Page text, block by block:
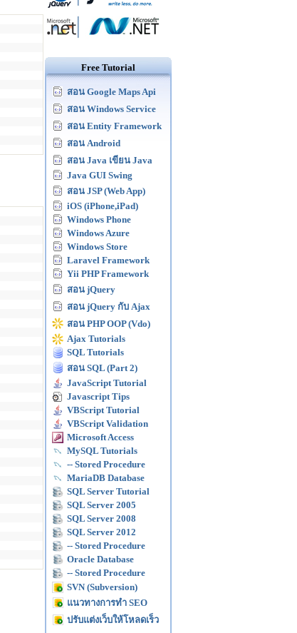
Free Tutorial
สอน Google Maps Api
สอน Windows Service
สอน Entity Framework
สอน Android
สอน Java เขียน Java
Java GUI Swing
สอน JSP (Web App)
iOS (iPhone,iPad)
Windows Phone
Windows Azure
Windows Store
Laravel Framework
Yii PHP Framework
สอน jQuery
สอน jQuery กับ Ajax
สอน PHP OOP (Vdo)
Ajax Tutorials
SQL Tutorials
สอน SQL (Part 2)
JavaScript Tutorial
Javascript Tips
VBScript Tutorial
VBScript Validation
Microsoft Access
MySQL Tutorials
-- Stored Procedure
MariaDB Database
SQL Server Tutorial
SQL Server 2005
SQL Server 2008
SQL Server 2012
-- Stored Procedure
Oracle Database
-- Stored Procedure
SVN (Subversion)
แนวทางการทำ SEO
ปรับแต่งเว็บให้โหลดเร็ว